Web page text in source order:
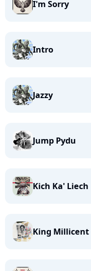
I'm Sorry
Intro
Jazzy
Jump Pydu
Kich Ka' Liech
King Millicent